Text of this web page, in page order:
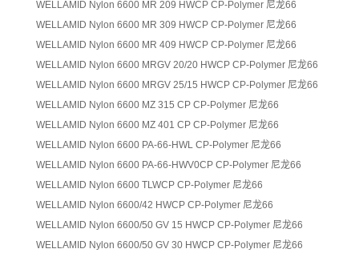
WELLAMID Nylon 6600 MR 209 HWCP CP-Polymer 尼龙66
WELLAMID Nylon 6600 MR 309 HWCP CP-Polymer 尼龙66
WELLAMID Nylon 6600 MR 409 HWCP CP-Polymer 尼龙66
WELLAMID Nylon 6600 MRGV 20/20 HWCP CP-Polymer 尼龙66
WELLAMID Nylon 6600 MRGV 25/15 HWCP CP-Polymer 尼龙66
WELLAMID Nylon 6600 MZ 315 CP CP-Polymer 尼龙66
WELLAMID Nylon 6600 MZ 401 CP CP-Polymer 尼龙66
WELLAMID Nylon 6600 PA-66-HWL CP-Polymer 尼龙66
WELLAMID Nylon 6600 PA-66-HWV0CP CP-Polymer 尼龙66
WELLAMID Nylon 6600 TLWCP CP-Polymer 尼龙66
WELLAMID Nylon 6600/42 HWCP CP-Polymer 尼龙66
WELLAMID Nylon 6600/50 GV 15 HWCP CP-Polymer 尼龙66
WELLAMID Nylon 6600/50 GV 30 HWCP CP-Polymer 尼龙66